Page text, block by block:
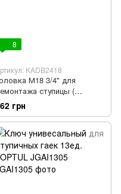
8
KADB2418
М18 3/4" для
ступицы (
TOPTUL KADB2418
грн